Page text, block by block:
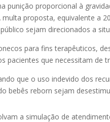
punição proporcional à
proposta, equivalente a
sejam direcionados a
para fins terapêuticos,
pacientes que necessitam de
que o uso indevido dos
bebês reborn sejam
a simulação de